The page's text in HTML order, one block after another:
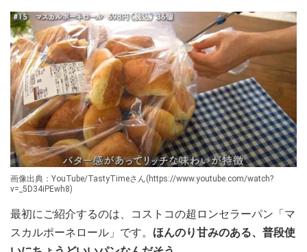
画像出典：YouTube/TastyTimeさん(https://www.youtube.com/watch?
v=_5D34iPEwh8)
最初にご紹介するのは、コストコの超ロンセラーパン「マ
スカルポーネロール」です。 ほんのり甘みのある、普段使